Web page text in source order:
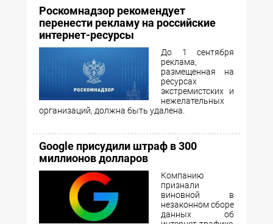
Роскомнадзор рекомендует
перенести рекламу на российские
интернет-ресурсы
До 1 сентября
реклама,
размещенная на
ресурсах
экстремистских и
нежелательных
организаций, должна быть удалена.
Google присудили штраф в 300
миллионов долларов
Компанию
признали
виновной в
незаконном сборе
данных об